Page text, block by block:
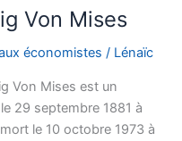
Von Mises
économistes / Lénaïc
Von Mises est un
29 septembre 1881 à
le 10 octobre 1973 à